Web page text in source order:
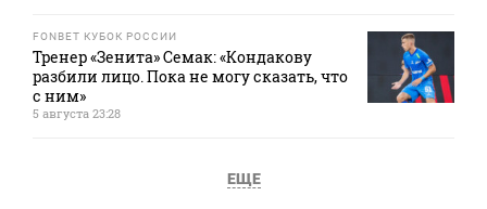
FONBET КУБОК РОССИИ
Тренер «Зенита» Семак: «Кондакову
разбили лицо. Пока не могу сказать, что
с ним»
5 августа 23:28
ЕЩЕ